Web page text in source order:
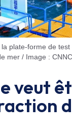
mer / Image : CNNC.
veut